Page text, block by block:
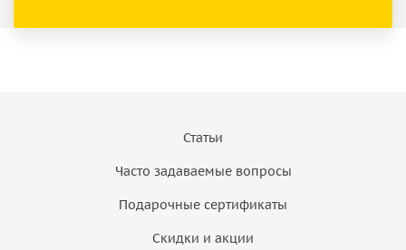
Статьи
Часто задаваемые вопросы
Подарочные сертификаты
Скидки и акции